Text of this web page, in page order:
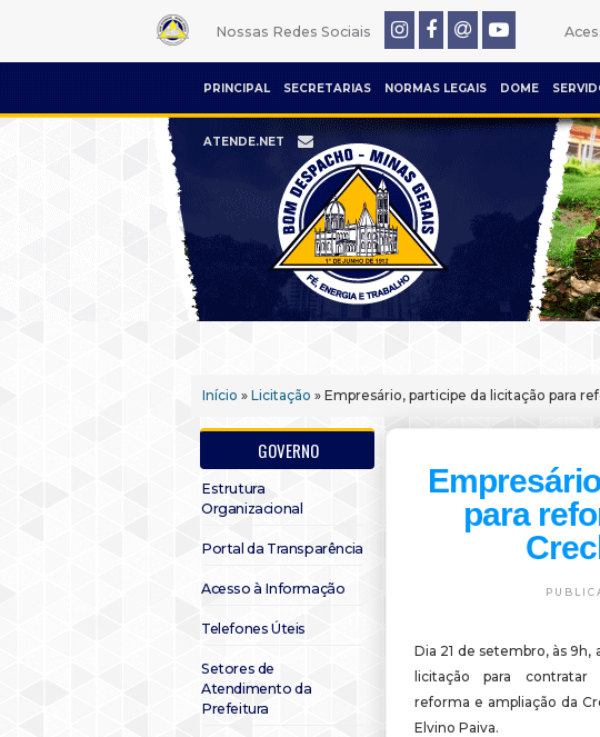
Nossas Redes Sociais
PRINCIPAL SECRETARIAS NORMAS LEGAIS DOME
ATENDE.NET
Início » Licitação » Empresário, participe da licitação para
GOVERNO
Estrutura
Organizacional
Portal da Transparência
Acesso à Informação
Telefones Úteis
Setores de
Atendimento da
Prefeitura
para
Dia 21 de setembro, às 9h,
licitação para contratar
reforma e ampliação da
Elvino Paiva.